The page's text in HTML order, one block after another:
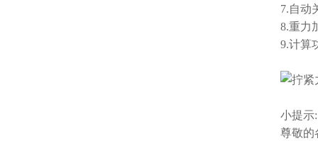
7.自动
8.重力
9.计算
小提示:
尊敬的